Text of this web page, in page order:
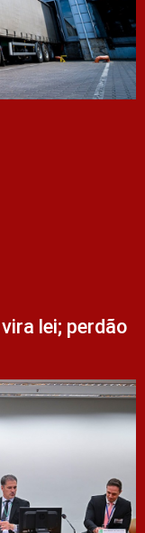
lei; perdão